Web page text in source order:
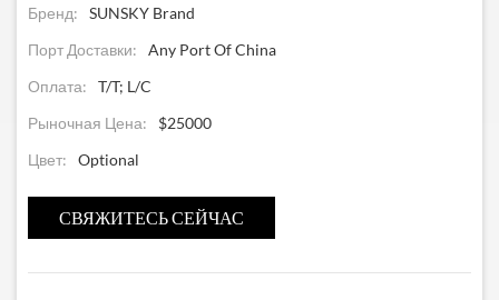
Бренд:
SUNSKY Brand
Порт Доставки:
Any Port Of China
Оплата:
T/T; L/C
Рыночная Цена:
$25000
Цвет:
Optional
СВЯЖИТЕСЬ СЕЙЧАС